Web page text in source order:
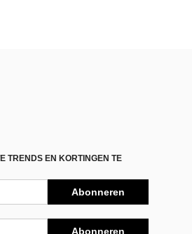
TRENDS EN KORTINGEN TE
Abonneren
Abonneren